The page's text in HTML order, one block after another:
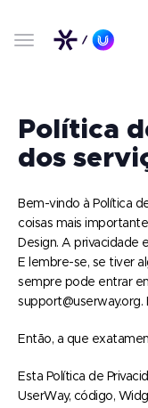
Política
dos
Bem-vindo à Política
coisas mais
Design. A privacidade
E lembre-se, se tiver
sempre pode entrar
support@userway.org.
Então, a que
Esta Política de
UserWay, código,